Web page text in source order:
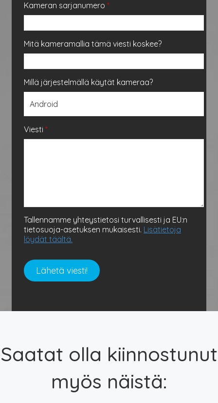
Kameran sarjanumero *
Mitä kameramallia tämä viesti koskee?
Millä järjestelmällä käytät kameraa?
Viesti *
Tallennamme yhteystietosi turvallisesti ja EU:n
tietosuoja-asetuksen mukaisesti. Lisätietoja
löydät täältä.
Saatat olla kiinnostunut
myös näistä: